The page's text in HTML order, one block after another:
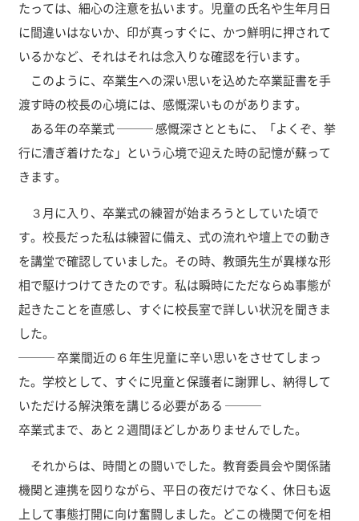
たっては、細心の注意を払います。児童の氏名や生年月日
に間違いはないか、印が真っすぐに、かつ鮮明に押されて
いるかなど、それはそれは念入りな確認を行います。
このように、卒業生への深い思いを込めた卒業証書を手
渡す時の校長の心境には、感慨深いものがあります。
ある年の卒業式 ─── 感慨深さとともに、「よくぞ、挙
行に漕ぎ着けたな」という心境で迎えた時の記憶が蘇って
きます。
３月に入り、卒業式の練習が始まろうとしていた頃で
す。校長だった私は練習に備え、式の流れや壇上での動き
を講堂で確認していました。その時、教頭先生が異様な形
相で駆けつけてきたのです。私は瞬時にただならぬ事態が
起きたことを直感し、すぐに校長室で詳しい状況を聞きま
した。
─── 卒業間近の６年生児童に辛い思いをさせてしまっ
た。学校として、すぐに児童と保護者に謝罪し、納得して
いただける解決策を講じる必要がある ───
卒業式まで、あと２週間ほどしかありませんでした。
それからは、時間との闘いでした。教育委員会や関係諸
機関と連携を図りながら、平日の夜だけでなく、休日も返
上して事態打開に向け奮闘しました。どこの機関で何を相